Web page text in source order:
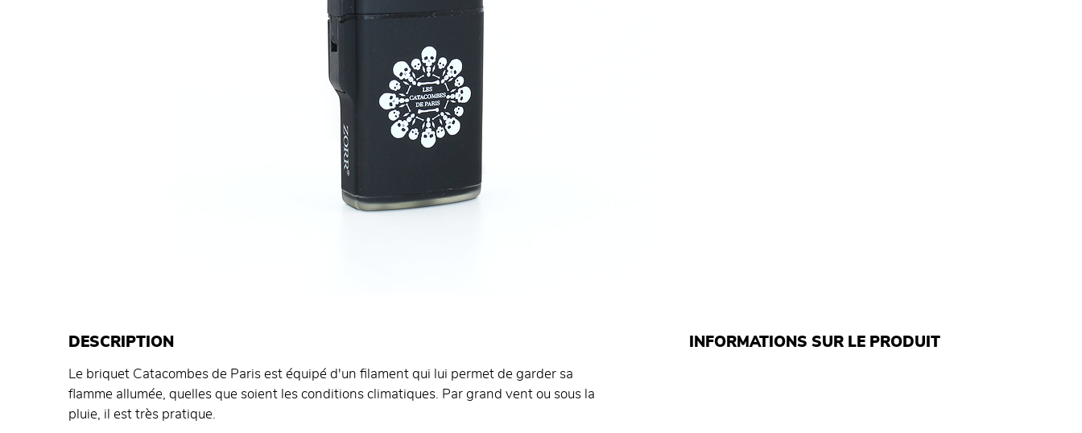
DESCRIPTION
Le briquet Catacombes de Paris est équipé d'un filament qui lui permet de garder sa
flamme allumée, quelles que soient les conditions climatiques. Par grand vent ou sous la
pluie, il est très pratique.
INFORMATIONS SUR LE PRODUIT